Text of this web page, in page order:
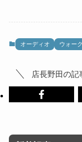
オーディオ ウォー
店長野田の